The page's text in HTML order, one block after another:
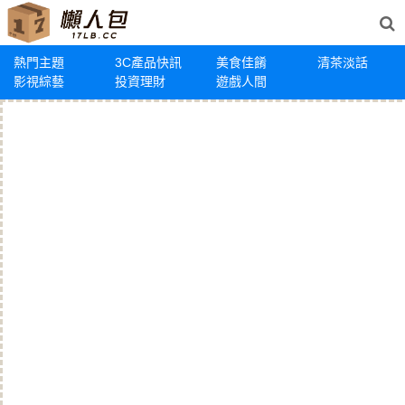
熱門主題 3C產品快訊 美食佳餚
清茶淡話
影視綜藝
投資理財 遊戲人間